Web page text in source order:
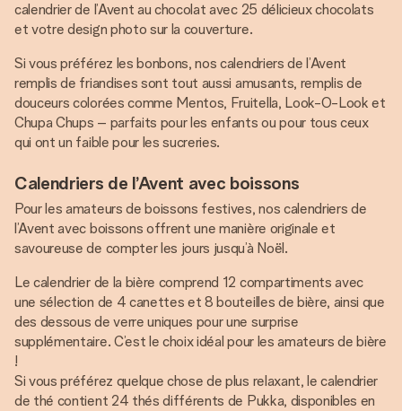
calendrier de l’Avent au chocolat avec 25 délicieux chocolats
et votre design photo sur la couverture.
Si vous préférez les bonbons, nos calendriers de l’Avent
remplis de friandises sont tout aussi amusants, remplis de
douceurs colorées comme Mentos, Fruitella, Look-O-Look et
Chupa Chups – parfaits pour les enfants ou pour tous ceux
qui ont un faible pour les sucreries.
Calendriers de l’Avent avec boissons
Pour les amateurs de boissons festives, nos calendriers de
l’Avent avec boissons offrent une manière originale et
savoureuse de compter les jours jusqu’à Noël.
Le calendrier de la bière comprend 12 compartiments avec
une sélection de 4 canettes et 8 bouteilles de bière, ainsi que
des dessous de verre uniques pour une surprise
supplémentaire. C’est le choix idéal pour les amateurs de bière
!
Si vous préférez quelque chose de plus relaxant, le calendrier
de thé contient 24 thés différents de Pukka, disponibles en